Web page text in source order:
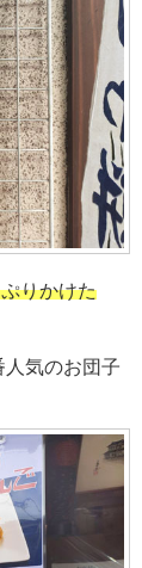
りかけた
人気のお団子